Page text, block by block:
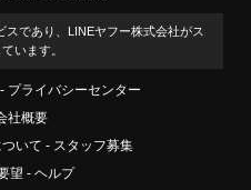
スであり、LINEヤフー株式会社がス
います。
プライバシーセンター
社概要
いて
スタッフ募集
望
ヘルプ